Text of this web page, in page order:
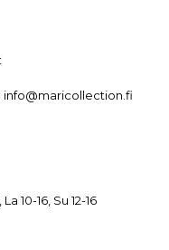
10-16, Su 12-16